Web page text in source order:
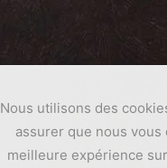
Nous utilisons des
assurer que nous vous
meilleure expérience